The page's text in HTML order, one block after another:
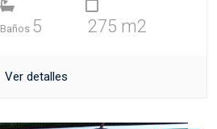
Baños 5 275 m2
Ver detalles